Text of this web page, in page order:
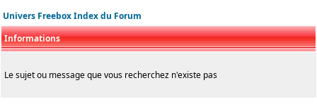
Univers Freebox Index du Forum
Informations
Le sujet ou message que vous recherchez n'existe pas